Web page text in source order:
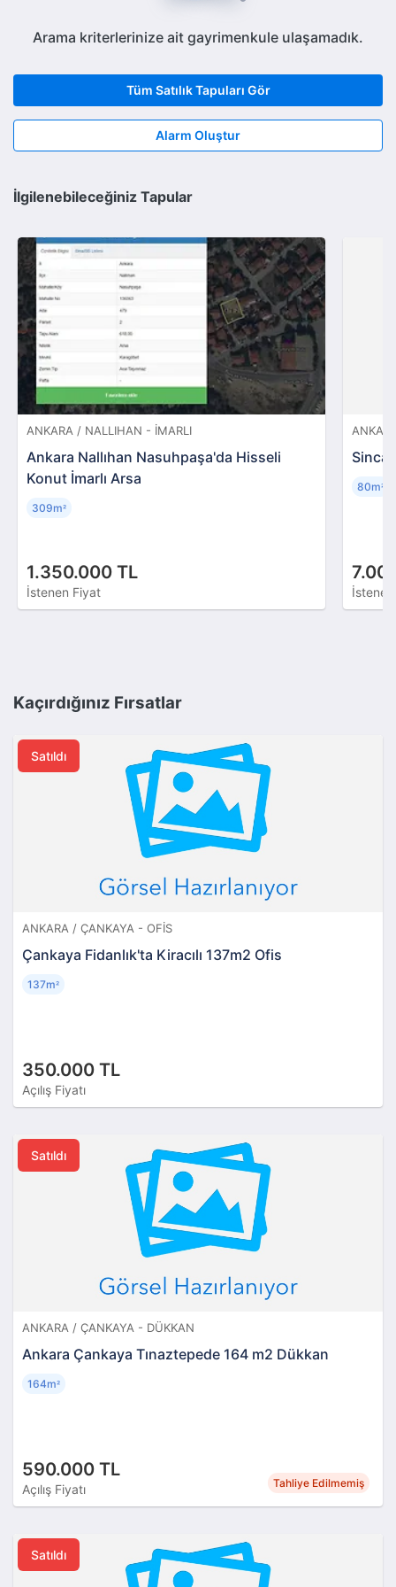
Arama kriterlerinize ait gayrimenkule ulaşamadık.
Tüm Satılık Tapuları Gör
Alarm Oluştur
İlgilenebileceğiniz Tapular
ANKARA / NALLIHAN - İMARLI
Ankara Nallıhan Nasuhpaşa'da Hisseli
Konut İmarlı Arsa
1.350.000 TL
İstenen Fiyat
309m²
80m²
Kaçırdığınız Fırsatlar
Satıldı
ANKARA / ÇANKAYA - OFIS
Çankaya Fidanlık'ta Kiracılı 137m2 Ofis
350.000 TL
Açılış Fiyatı
137m²
Satıldı
ANKARA / ÇANKAYA - DÜKKAN
Ankara Çankaya Tınaztepede 164 m2 Dükkan
590.000 TL
Açılış Fiyatı Tahliye Edilmemiş
164m²
Satıldı